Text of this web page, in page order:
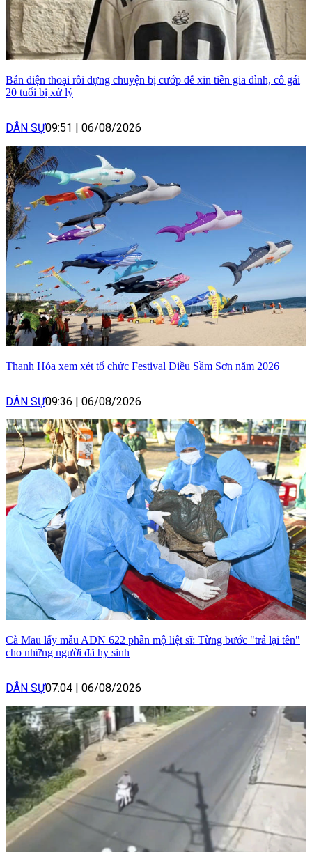
Bán điện thoại rồi dựng chuyện bị cướp để xin tiền gia đình, cô gái
20 tuổi bị xử lý
DÂN SỰ09:51 | 06/08/2026
Thanh Hóa xem xét tổ chức Festival Diều Sầm Sơn năm 2026
DÂN SỰ09:36 | 06/08/2026
Cà Mau lấy mẫu ADN 622 phần mộ liệt sĩ: Từng bước "trả lại tên"
cho những người đã hy sinh
DÂN SỰ07:04 | 06/08/2026